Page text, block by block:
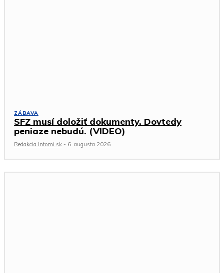
ZÁBAVA
SFZ musí doložiť dokumenty. Dovtedy
peniaze nebudú. (VIDEO)
Redakcia Infomi.sk - 6. augusta 2026